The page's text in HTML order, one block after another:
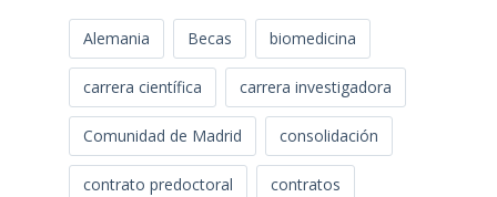
Alemania Becas biomedicina
carrera científica carrera investigadora
Comunidad de Madrid consolidación
contrato predoctoral contratos